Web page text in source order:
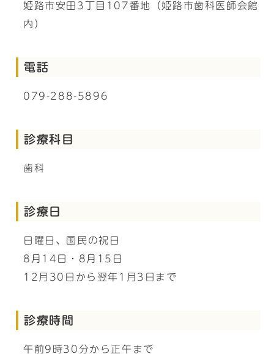
姫路市安田3丁目107番地（姫路市歯科医師会館
内）
電話
079-288-5896
診療科目
歯科
診療日
日曜日、国民の祝日
8月14日・8月15日
12月30日から翌年1月3日まで
診療時間
午前9時30分から正午まで